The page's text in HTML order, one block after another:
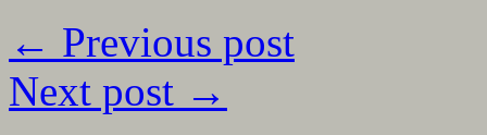
← Previous post
Next post →